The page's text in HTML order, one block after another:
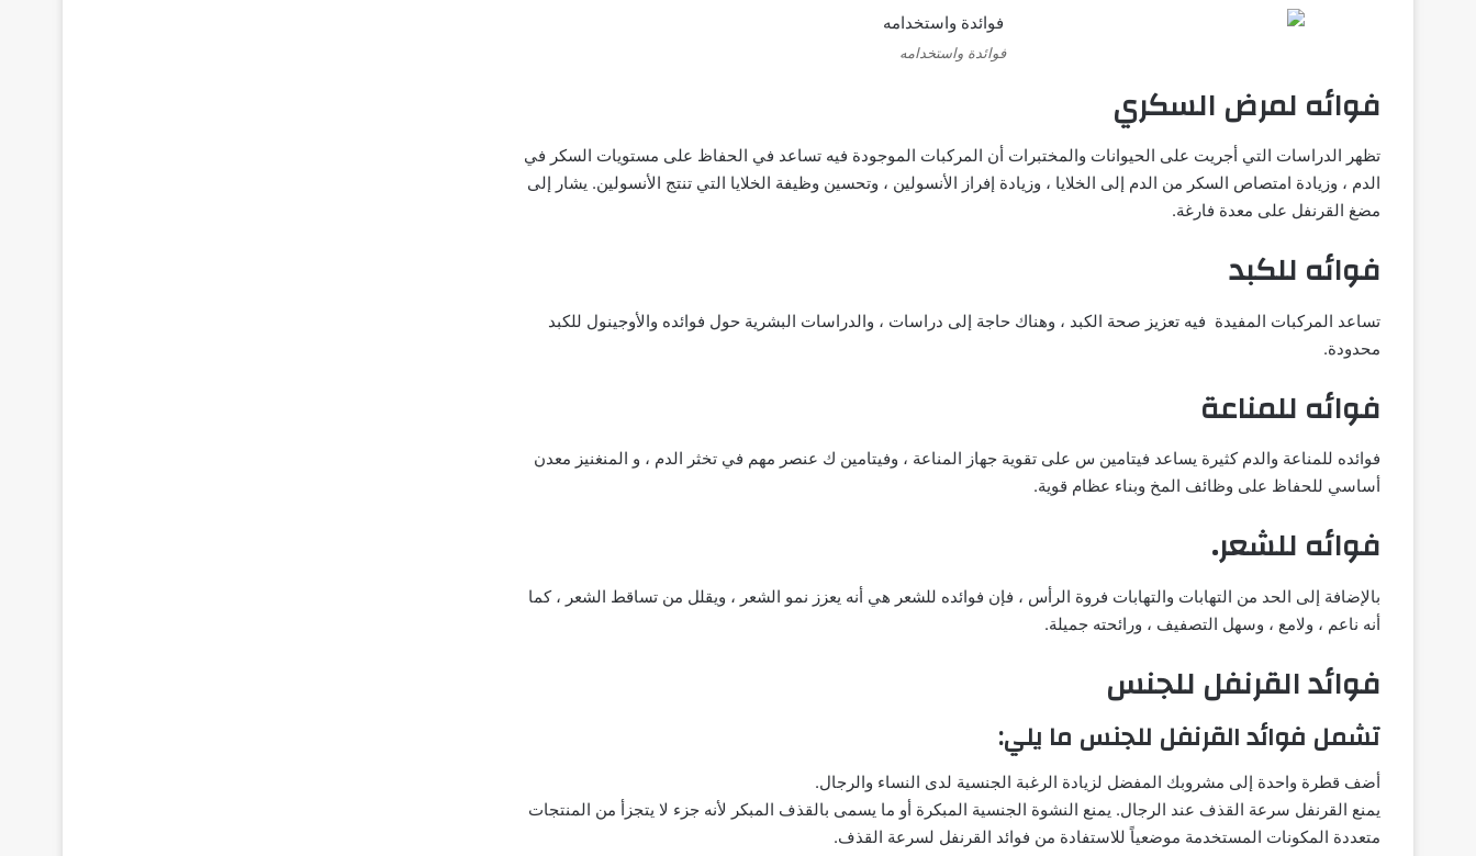
فوائدة واستخدامه
فوائه لمرض السكري
تظهر الدراسات التي أجريت على الحيوانات والمختبرات أن المركبات الموجودة فيه تساعد في الحفاظ على مستويات السكر في
الدم ، وزيادة امتصاص السكر من الدم إلى الخلايا ، وزيادة إفراز الأنسولين ، وتحسين وظيفة الخلايا التي تنتج الأنسولين. يشار إلى
مضغ القرنفل على معدة فارغة.
فوائه للكبد
تساعد المركبات المفيدة فيه تعزيز صحة الكبد ، وهناك حاجة إلى دراسات ، والدراسات البشرية حول فوائده والأوجينول للكبد
محدودة.
فوائه للمناعة
فوائده للمناعة والدم كثيرة يساعد فيتامين س على تقوية جهاز المناعة ، وفيتامين ك عنصر مهم في تخثر الدم ، و المنغنيز معدن
أساسي للحفاظ على وظائف المخ وبناء عظام قوية.
فوائه للشعر.
بالإضافة إلى الحد من التهابات والتهابات فروة الرأس ، فإن فوائده للشعر هي أنه يعزز نمو الشعر ، ويقلل من تساقط الشعر ، كما
أنه ناعم ، ولامع ، وسهل التصفيف ، ورائحته جميلة.
فوائد القرنفل للجنس
تشمل فوائد القرنفل للجنس ما يلي:
أضف قطرة واحدة إلى مشروبك المفضل لزيادة الرغبة الجنسية لدى النساء والرجال.
يمنع القرنفل سرعة القذف عند الرجال. يمنع النشوة الجنسية المبكرة أو ما يسمى بالقذف المبكر لأنه جزء لا يتجزأ من المنتجات
متعددة المكونات المستخدمة موضعياً للاستفادة من فوائد القرنفل لسرعة القذف.